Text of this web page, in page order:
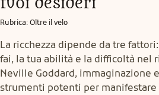
tuoi desideri
Rubrica: Oltre il velo
La ricchezza dipende da tre
fai, la tua abilità e la difficoltà nel
Neville Goddard, immaginazione
strumenti potenti per